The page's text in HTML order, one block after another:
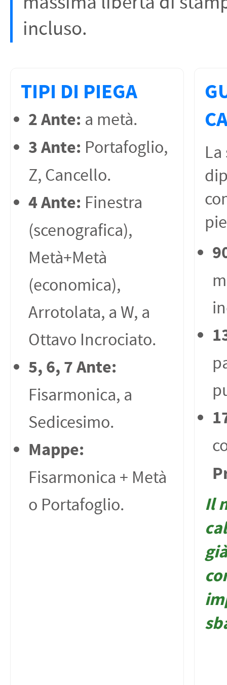
incluso.
TIPI DI PIEGA
2 Ante: a metà.
3 Ante: Portafoglio,
Z, Cancello.
4 Ante: Finestra
(scenografica),
Metà+Metà
(economica),
Arrotolata, a W, a
Ottavo Incrociato.
5, 6, 7 Ante:
Fisarmonica, a
Sedicesimo.
Mappe:
Fisarmonica + Metà
o Portafoglio.
Il